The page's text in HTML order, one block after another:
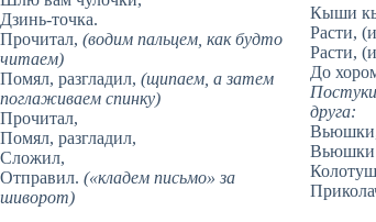
Дзинь-точка.
Прочитал, (водим пальцем, как будто
читаем)
Помял, разгладил, (щипаем, а затем
поглаживаем спинку)
Прочитал,
Помял, разгладил,
Сложил,
Отправил. («кладем письмо» за
шиворот)
Кыши
Расти,
Расти,
До
друга:
Вьюшки